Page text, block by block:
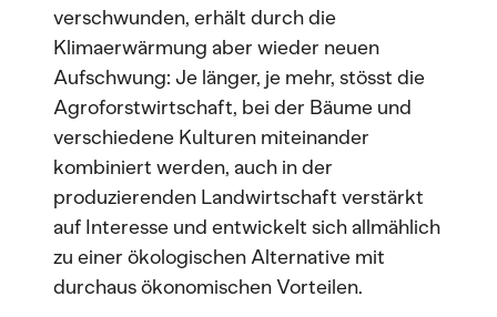
verschwunden, erhält durch die
Klimaerwärmung aber wieder neuen
Aufschwung: Je länger, je mehr, stösst die
Agroforstwirtschaft, bei der Bäume und
verschiedene Kulturen miteinander
kombiniert werden, auch in der
produzierenden Landwirtschaft verstärkt
auf Interesse und entwickelt sich allmählich
zu einer ökologischen Alternative mit
durchaus ökonomischen Vorteilen.